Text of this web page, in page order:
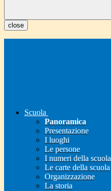
close
Scuola
Panoramica
Presentazione
I luoghi
Le persone
I numeri della scuola
Le carte della scuola
Organizzazione
La storia